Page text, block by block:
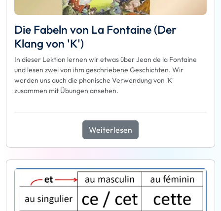
Die Fabeln von La Fontaine (Der
Klang von 'K')
In dieser Lektion lernen wir etwas über Jean de la Fontaine
und lesen zwei von ihm geschriebene Geschichten. Wir
werden uns auch die phonische Verwendung von 'K'
zusammen mit Übungen ansehen.
Weiterlesen